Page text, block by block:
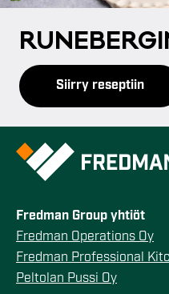
Siirry reseptiin
Fredman Group yhtiöt
Fredman Operations Oy
Fredman Professional
Peltolan Pussi Oy